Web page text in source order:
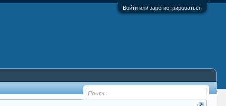
Войти или зарегистрироваться